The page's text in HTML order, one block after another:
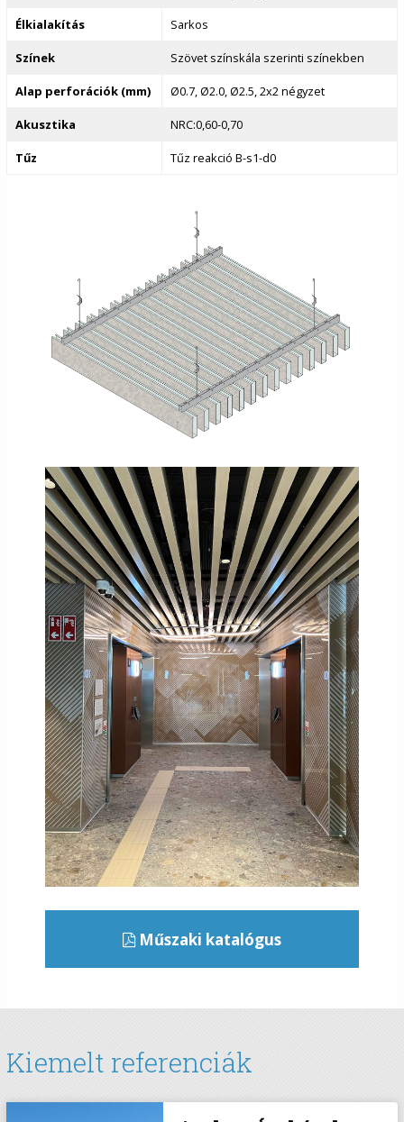
Élkialakítás Sarkos
Színek Szövet színskála szerinti színekben
Alap perforációk (mm) Ø0.7, Ø2.0, Ø2.5, 2x2 négyzet
Akusztika NRC:0,60-0,70
Tűz Tűz reakció B-s1-d0
Műszaki katalógus
Kiemelt referenciák